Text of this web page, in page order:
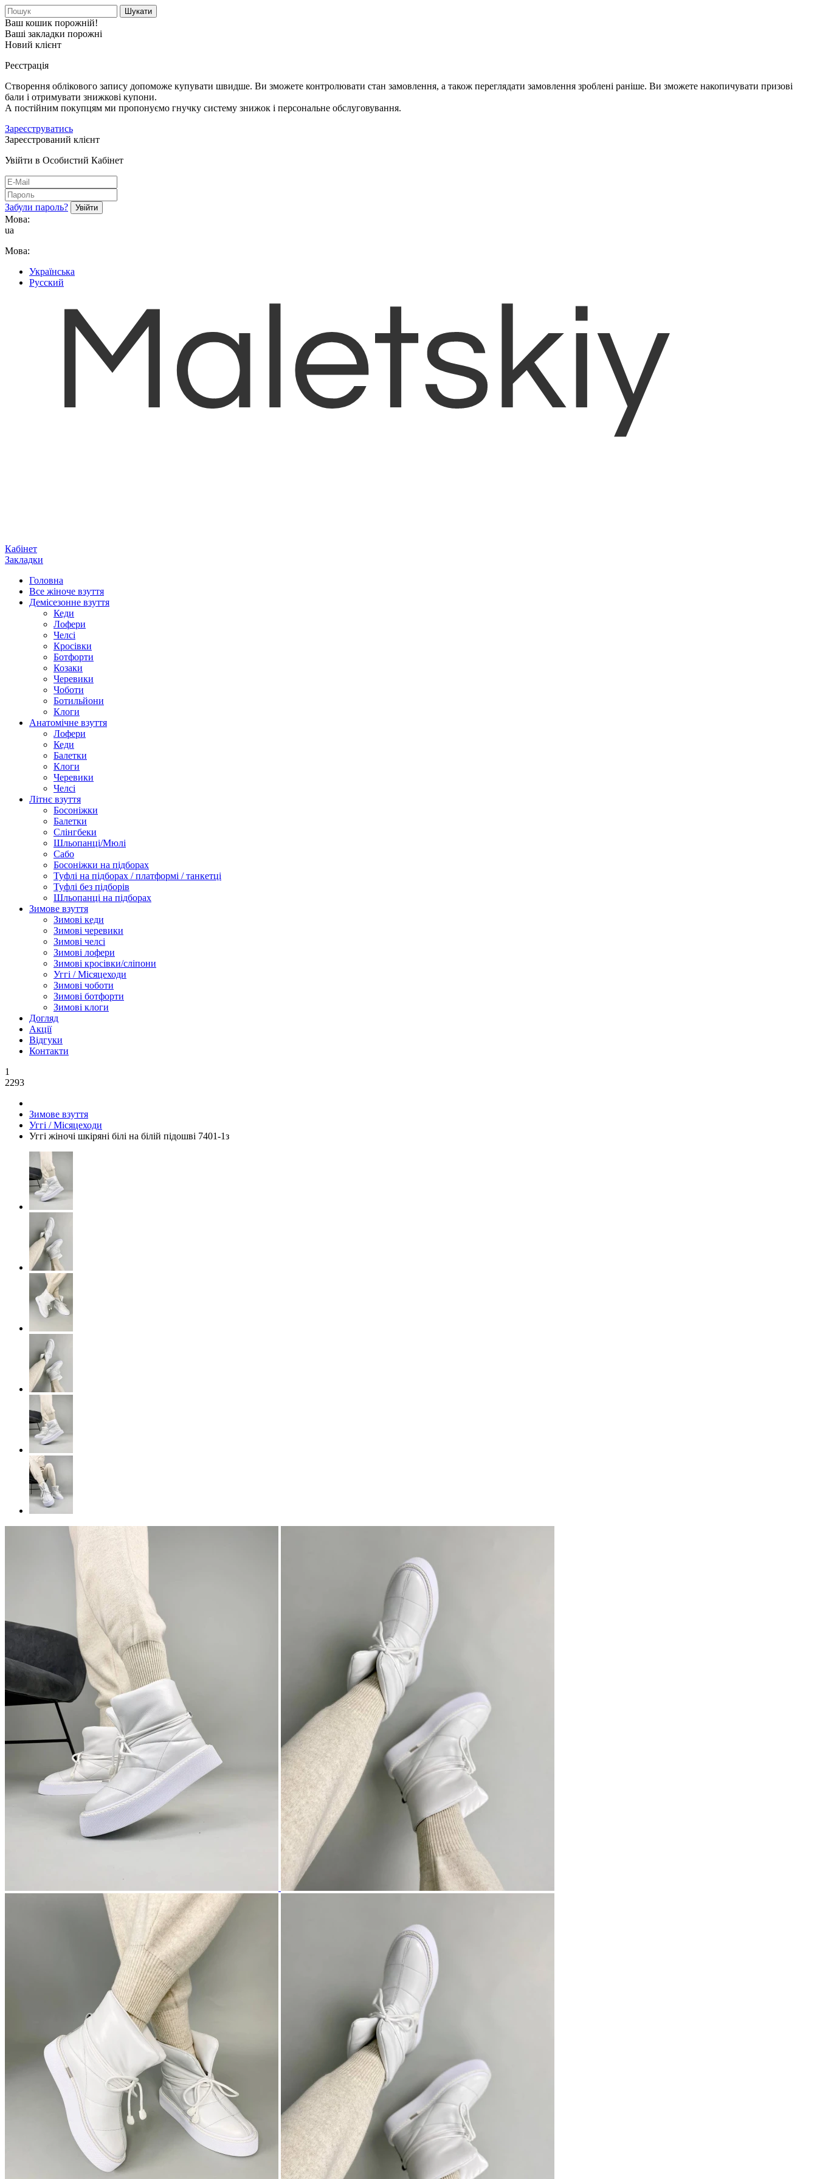
Шукати
Ваш кошик порожній!
Ваші закладки порожні
Новий клієнт
Реєстрація
Створення облікового запису допоможе купувати швидше. Ви зможете контролювати стан замовлення, а також переглядати замовлення зроблені раніше. Ви зможете накопичувати призові
бали і отримувати знижкові купони.
А постійним покупцям ми пропонуємо гнучку систему знижок і персональне обслуговування.
Зареєструватись
Зареєстрований клієнт
Увійти в Особистий Кабінет
Забули пароль?
Мова:
ua
Мова:
Українська
Русский
Кабінет
Закладки
Головна
Все жіноче взуття
Демісезонне взуття
Кеди
Лофери
Челсі
Кросівки
Ботфорти
Козаки
Черевики
Чоботи
Ботильйони
Клоги
Анатомічне взуття
Лофери
Кеди
Балетки
Клоги
Черевики
Челсі
Літнє взуття
Босоніжки
Балетки
Слінгбеки
Шльопанці/Мюлі
Сабо
Босоніжки на підборах
Туфлі на підборах / платформі / танкетці
Туфлі без підборів
Шльопанці на підборах
Зимове взуття
Зимові кеди
Зимові черевики
Зимові челсі
Зимові лофери
Зимові кросівки/сліпони
Уггі / Місяцеходи
Зимові чоботи
Зимові ботфорти
Зимові клоги
Догляд
Акції
Відгуки
Контакти
1
2293
Зимове взуття
Уггі / Місяцеходи
Уггі жіночі шкіряні білі на білій підошві 7401-1з